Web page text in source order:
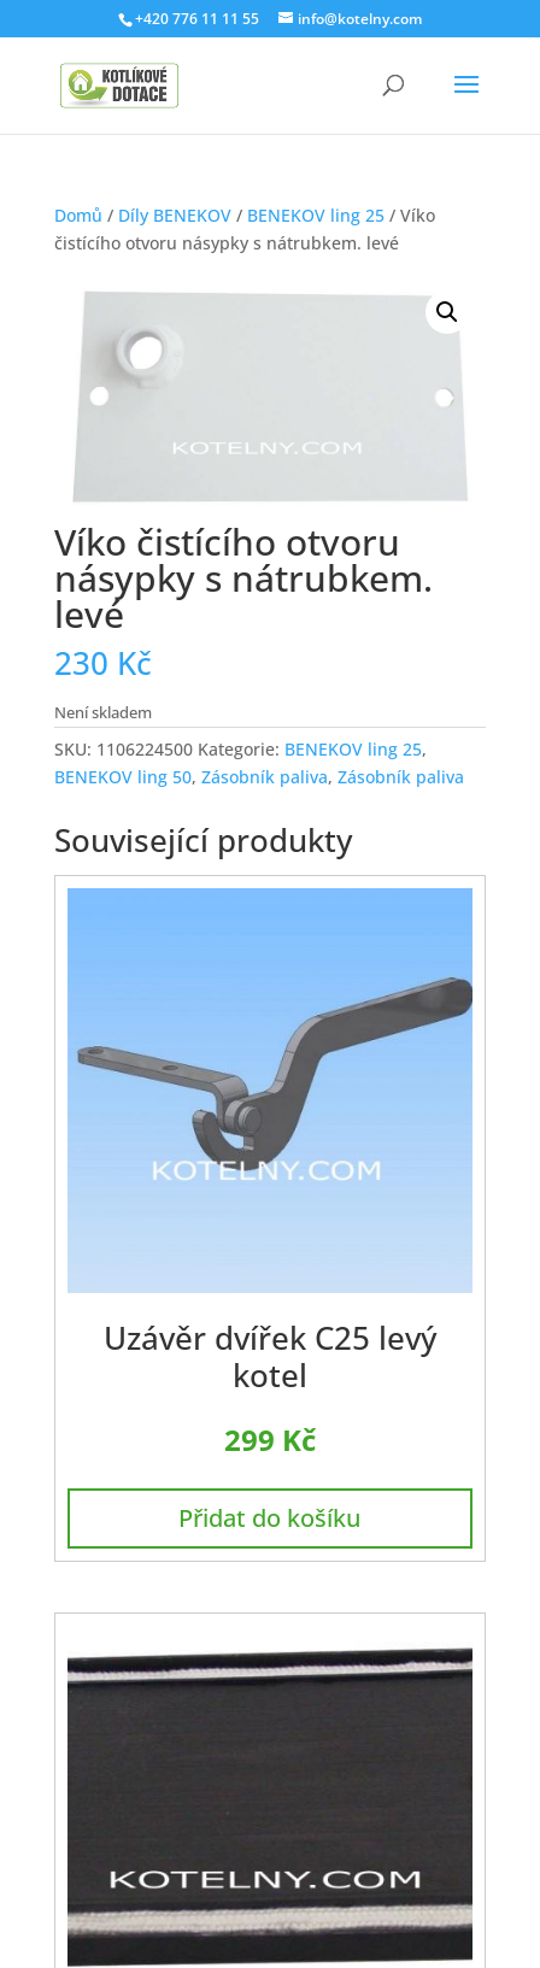
+420 776 11 11 55 info@kotelny.com
Domů / Díly BENEKOV/ BENEKOV ling 25/ Víko
čistícího otvoru násypky s nátrubkem. levé
Víko čistícího otvoru
násypky s nátrubkem.
levé
230 Kč
Není skladem
SKU: 1106224500 Kategorie: BENEKOV ling 25,
BENEKOV ling 50, Zásobník paliva, Zásobník paliva
Související produkty
Uzávěr dvířek C25 levý
kotel
299 Kč
Přidat do košíku